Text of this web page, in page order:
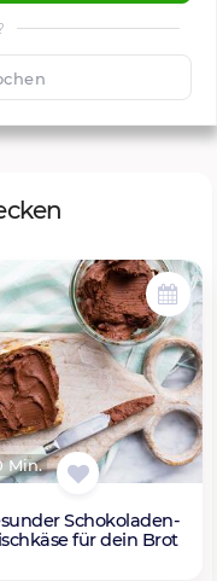
Speichern
Min.
Schokoladen-
für dein Brot